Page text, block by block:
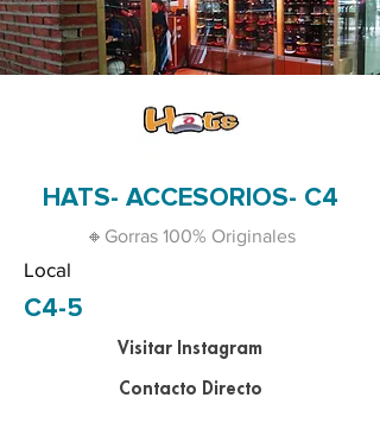
HATS- ACCESORIOS- C4
🔸️Gorras 100% Originales
Local
C4-5
Visitar Instagram
Contacto Directo